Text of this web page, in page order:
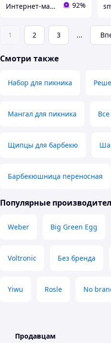
Интернет-магазин "Приглашалки" 92%
1 2 3 ...
Смотри также
Набор для пикника
Мангал для пикника
Щипцы для барбекю
Барбекюшница переносная
Популярные
Weber Big Green Egg
Voltronic Без бренда
Yiwu Rosle No
Продавцам